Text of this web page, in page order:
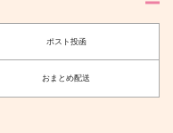
ポスト投函
おまとめ配送